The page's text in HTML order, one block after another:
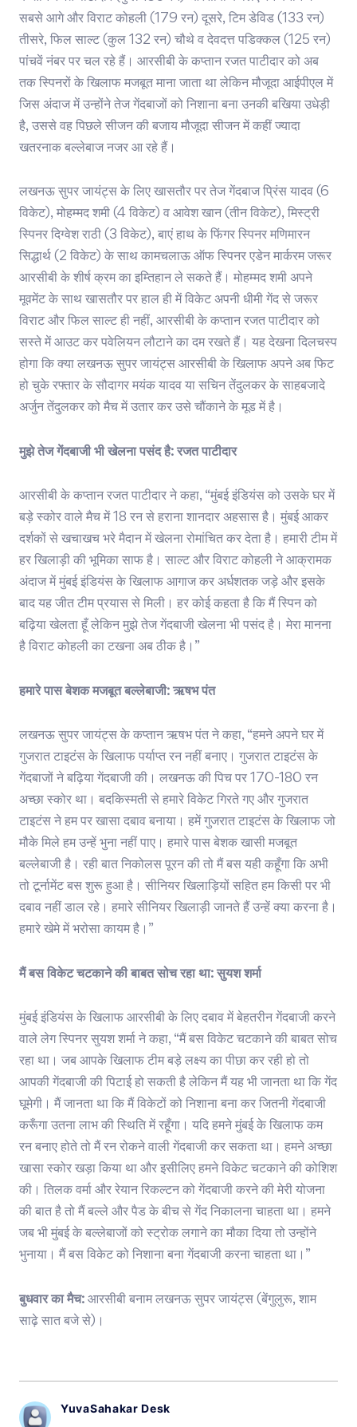
सबसे आगे और विराट कोहली (179 रन) दूसरे, टिम डेविड (133 रन)
तीसरे, फिल साल्ट (कुल 132 रन) चौथे व देवदत्त पडिक्कल (125 रन)
पांचवें नंबर पर चल रहे हैं। आरसीबी के कप्तान रजत पाटीदार को अब
तक स्पिनरों के खिलाफ मजबूत माना जाता था लेकिन मौजूदा आईपीएल में
जिस अंदाज में उन्होंने तेज गेंदबाजों को निशाना बना उनकी बखिया उधेड़ी
है, उससे वह पिछले सीजन की बजाय मौजूदा सीजन में कहीं ज्यादा
खतरनाक बल्लेबाज नजर आ रहे हैं।
लखनऊ सुपर जायंट्स के लिए खासतौर पर तेज गेंदबाज प्रिंस यादव (6
विकेट), मोहम्मद शमी (4 विकेट) व आवेश खान (तीन विकेट), मिस्ट्री
स्पिनर दिग्वेश राठी (3 विकेट), बाएं हाथ के फिंगर स्पिनर मणिमारन
सिद्धार्थ (2 विकेट) के साथ कामचलाऊ ऑफ स्पिनर एडेन मार्करम जरूर
आरसीबी के शीर्ष क्रम का इम्तिहान ले सकते हैं। मोहम्मद शमी अपने
मूवमेंट के साथ खासतौर पर हाल ही में विकेट अपनी धीमी गेंद से जरूर
विराट और फिल साल्ट ही नहीं, आरसीबी के कप्तान रजत पाटीदार को
सस्ते में आउट कर पवेलियन लौटाने का दम रखते हैं। यह देखना दिलचस्प
होगा कि क्या लखनऊ सुपर जायंट्स आरसीबी के खिलाफ अपने अब फिट
हो चुके रफ्तार के सौदागर मयंक यादव या सचिन तेंदुलकर के साहबजादे
अर्जुन तेंदुलकर को मैच में उतार कर उसे चौंकाने के मूड में है।
मुझे तेज गेंदबाजी भी खेलना पसंद है: रजत पाटीदार
आरसीबी के कप्तान रजत पाटीदार ने कहा, “मुंबई इंडियंस को उसके घर में
बड़े स्कोर वाले मैच में 18 रन से हराना शानदार अहसास है। मुंबई आकर
दर्शकों से खचाखच भरे मैदान में खेलना रोमांचित कर देता है। हमारी टीम में
हर खिलाड़ी की भूमिका साफ है। साल्ट और विराट कोहली ने आक्रामक
अंदाज में मुंबई इंडियंस के खिलाफ आगाज कर अर्धशतक जड़े और इसके
बाद यह जीत टीम प्रयास से मिली। हर कोई कहता है कि मैं स्पिन को
बढ़िया खेलता हूँ लेकिन मुझे तेज गेंदबाजी खेलना भी पसंद है। मेरा मानना
है विराट कोहली का टखना अब ठीक है।”
हमारे पास बेशक मजबूत बल्लेबाजी: ऋषभ पंत
लखनऊ सुपर जायंट्स के कप्तान ऋषभ पंत ने कहा, “हमने अपने घर में
गुजरात टाइटंस के खिलाफ पर्याप्त रन नहीं बनाए। गुजरात टाइटंस के
गेंदबाजों ने बढ़िया गेंदबाजी की। लखनऊ की पिच पर 170-180 रन
अच्छा स्कोर था। बदकिस्मती से हमारे विकेट गिरते गए और गुजरात
टाइटंस ने हम पर खासा दबाव बनाया। हमें गुजरात टाइटंस के खिलाफ जो
मौके मिले हम उन्हें भुना नहीं पाए। हमारे पास बेशक खासी मजबूत
बल्लेबाजी है। रही बात निकोलस पूरन की तो मैं बस यही कहूँगा कि अभी
तो टूर्नामेंट बस शुरू हुआ है। सीनियर खिलाड़ियों सहित हम किसी पर भी
दबाव नहीं डाल रहे। हमारे सीनियर खिलाड़ी जानते हैं उन्हें क्या करना है।
हमारे खेमे में भरोसा कायम है।”
मैं बस विकेट चटकाने की बाबत सोच रहा था: सुयश शर्मा
मुंबई इंडियंस के खिलाफ आरसीबी के लिए दबाव में बेहतरीन गेंदबाजी करने
वाले लेग स्पिनर सुयश शर्मा ने कहा, “मैं बस विकेट चटकाने की बाबत सोच
रहा था। जब आपके खिलाफ टीम बड़े लक्ष्य का पीछा कर रही हो तो
आपकी गेंदबाजी की पिटाई हो सकती है लेकिन मैं यह भी जानता था कि गेंद
घूमेगी। मैं जानता था कि मैं विकेटों को निशाना बना कर जितनी गेंदबाजी
करूँगा उतना लाभ की स्थिति में रहूँगा। यदि हमने मुंबई के खिलाफ कम
रन बनाए होते तो मैं रन रोकने वाली गेंदबाजी कर सकता था। हमने अच्छा
खासा स्कोर खड़ा किया था और इसीलिए हमने विकेट चटकाने की कोशिश
की। तिलक वर्मा और रेयान रिकल्टन को गेंदबाजी करने की मेरी योजना
की बात है तो मैं बल्ले और पैड के बीच से गेंद निकालना चाहता था। हमने
जब भी मुंबई के बल्लेबाजों को स्ट्रोक लगाने का मौका दिया तो उन्होंने
भुनाया। मैं बस विकेट को निशाना बना गेंदबाजी करना चाहता था।”
बुधवार का मैच: आरसीबी बनाम लखनऊ सुपर जायंट्स (बेंगुलुरू, शाम
साढ़े सात बजे से)।
YuvaSahakar Desk